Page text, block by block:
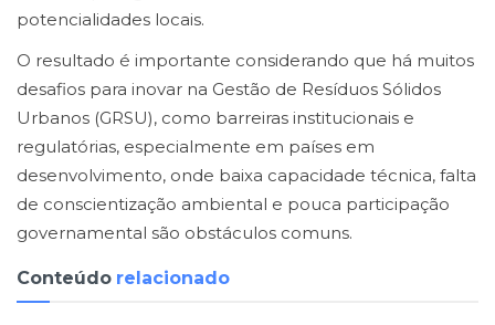
potencialidades locais.
O resultado é importante considerando que há muitos
desafios para inovar na Gestão de Resíduos Sólidos
Urbanos (GRSU), como barreiras institucionais e
regulatórias, especialmente em países em
desenvolvimento, onde baixa capacidade técnica, falta
de conscientização ambiental e pouca participação
governamental são obstáculos comuns.
Conteúdo relacionado